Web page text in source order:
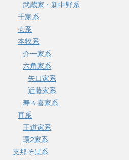
武蔵家・新中野系
千家系
壱系
本牧系
介一家系
六角家系
矢口家系
近藤家系
寿々喜家系
直系
王道家系
環2家系
支那そば系